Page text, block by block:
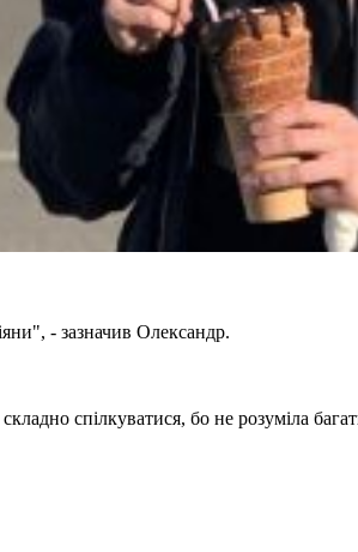
- зазначив Олександр.
спілкуватися, бо не розуміла